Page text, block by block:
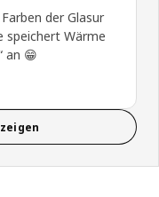
der Glasur
speichert Wärme
an 😁